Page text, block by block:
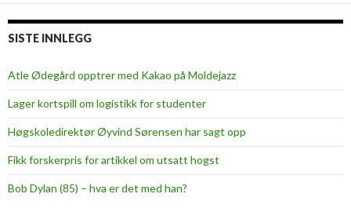
d
n
SISTE INNLEGG
Atle Ødegård opptrer med Kakao på Moldejazz
Lager kortspill om logistikk for studenter
Høgskoledirektør Øyvind Sørensen har sagt opp
Fikk forskerpris for artikkel om utsatt hogst
Bob Dylan (85) – hva er det med han?